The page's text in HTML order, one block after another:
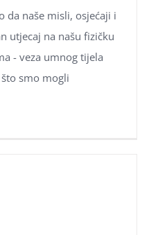
da naše misli, osjećaji i
utjecaj na našu fizičku
- veza umnog tijela
smo mogli